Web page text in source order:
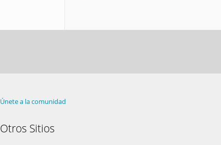
Únete a la comunidad
Otros Sitios